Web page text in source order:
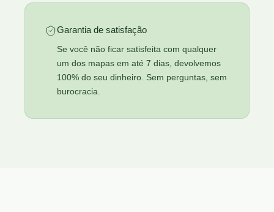
Garantia de satisfação
Se você não ficar satisfeita com qualquer
um dos mapas em até 7 dias, devolvemos
100% do seu dinheiro. Sem perguntas, sem
burocracia.